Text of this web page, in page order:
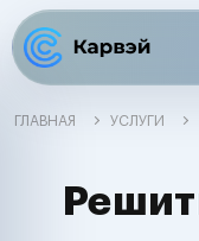
ГЛАВНАЯ УСЛУГИ